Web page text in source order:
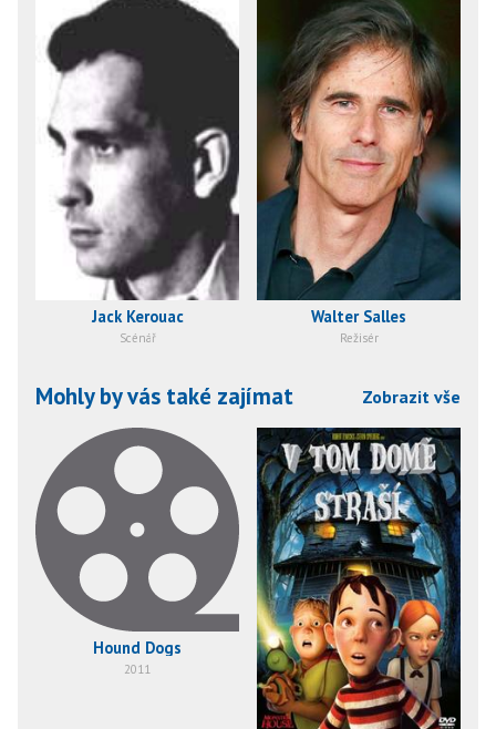
Jack Kerouac
Scénář
Walter Salles
Režisér
Mohly by vás také zajímat Zobrazit vše
Hound Dogs
2011